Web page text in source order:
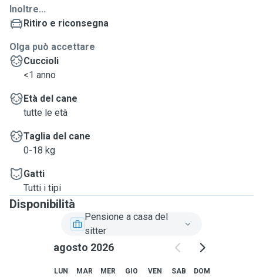
Inoltre...
Ritiro e riconsegna
Olga può accettare
Cuccioli
<1 anno
Età del cane
tutte le età
Taglia del cane
0-18 kg
Gatti
Tutti i tipi
Disponibilità
Pensione a casa del
sitter
agosto 2026
LUN MAR MER GIO VEN SAB DOM